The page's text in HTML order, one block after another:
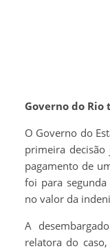
Governo do
O Governo do
primeira
pagamento de
foi para
no valor da
A
relatora do